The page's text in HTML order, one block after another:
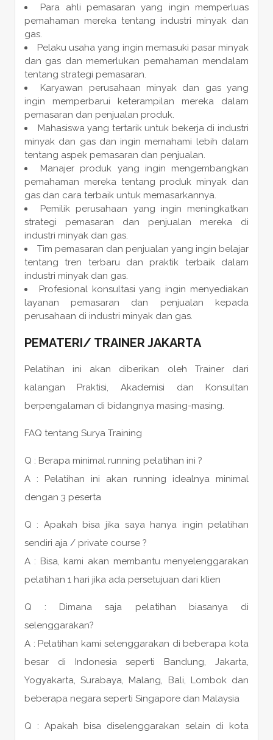
Para ahli pemasaran yang ingin memperluas
pemahaman mereka tentang industri minyak dan
gas.
Pelaku usaha yang ingin memasuki pasar minyak
dan gas dan memerlukan pemahaman mendalam
tentang strategi pemasaran.
Karyawan perusahaan minyak dan gas yang
ingin memperbarui keterampilan mereka dalam
pemasaran dan penjualan produk.
Mahasiswa yang tertarik untuk bekerja di industri
minyak dan gas dan ingin memahami lebih dalam
tentang aspek pemasaran dan penjualan.
Manajer produk yang ingin mengembangkan
pemahaman mereka tentang produk minyak dan
gas dan cara terbaik untuk memasarkannya.
Pemilik perusahaan yang ingin meningkatkan
strategi pemasaran dan penjualan mereka di
industri minyak dan gas.
Tim pemasaran dan penjualan yang ingin belajar
tentang tren terbaru dan praktik terbaik dalam
industri minyak dan gas.
Profesional konsultasi yang ingin menyediakan
layanan pemasaran dan penjualan kepada
perusahaan di industri minyak dan gas.
PEMATERI/ TRAINERJAKARTA
Pelatihan ini akan diberikan oleh Trainer dari
kalangan Praktisi, Akademisi dan Konsultan
berpengalaman di bidangnya masing-masing.
FAQ tentang Surya Training
Q : Berapa minimal running pelatihan ini ?
A : Pelatihan ini akan running idealnya minimal
dengan 3 peserta
Q : Apakah bisa jika saya hanya ingin pelatihan
sendiri aja / private course ?
A : Bisa, kami akan membantu menyelenggarakan
pelatihan 1 hari jika ada persetujuan dari klien
Q : Dimana saja pelatihan biasanya di
selenggarakan?
A : Pelatihan kami selenggarakan di beberapa kota
besar di Indonesia seperti Bandung, Jakarta,
Yogyakarta, Surabaya, Malang, Bali, Lombok dan
beberapa negara seperti Singapore dan Malaysia
Q : Apakah bisa diselenggarakan selain di kota